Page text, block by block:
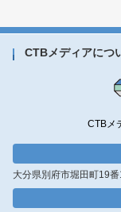
CTBメディアにつ
CTBメ
大分県別府市堀田町19